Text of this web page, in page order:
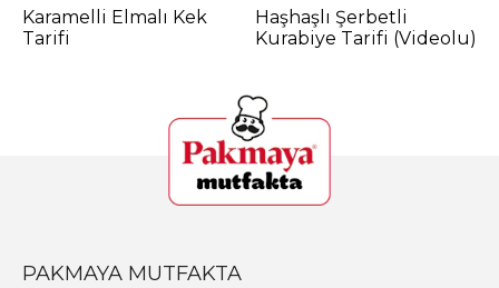
Karamelli Elmalı Kek
Tarifi
Haşhaşlı Şerbetli
Kurabiye Tarifi (Videolu)
PAKMAYA MUTFAKTA